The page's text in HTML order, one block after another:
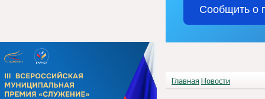
Сообщить о
Главная Новости